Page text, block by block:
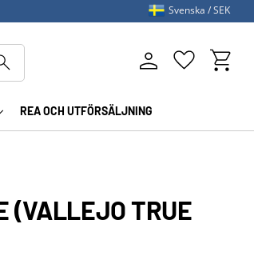
REA OCH UTFÖRSÄLJNING
Favoriter
Svenska SEK
(VALLEJO TRUE